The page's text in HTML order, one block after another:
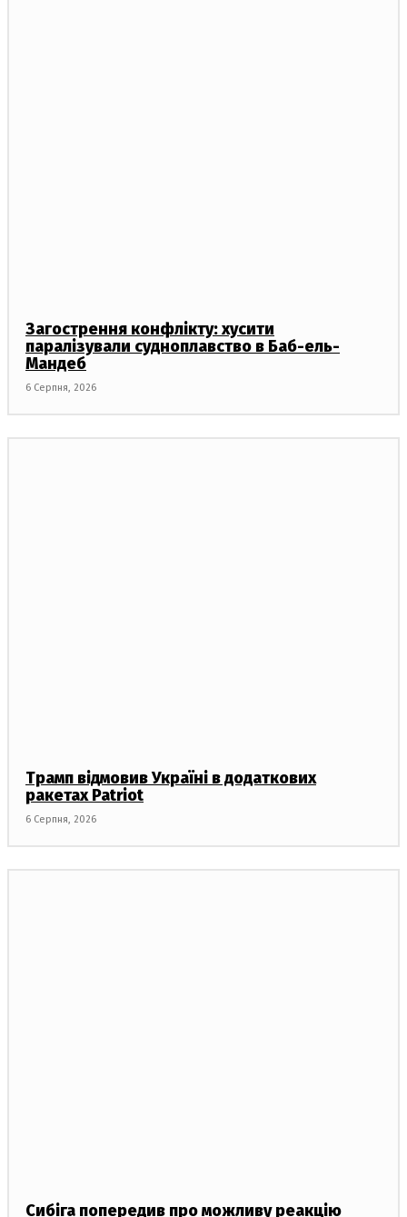
Загострення конфлікту: хусити
паралізували судноплавство в Баб-ель-
Мандеб
6 Серпня, 2026
Трамп відмовив Україні в додаткових
ракетах Patriot
6 Серпня, 2026
Сибіга попередив про можливу реакцію